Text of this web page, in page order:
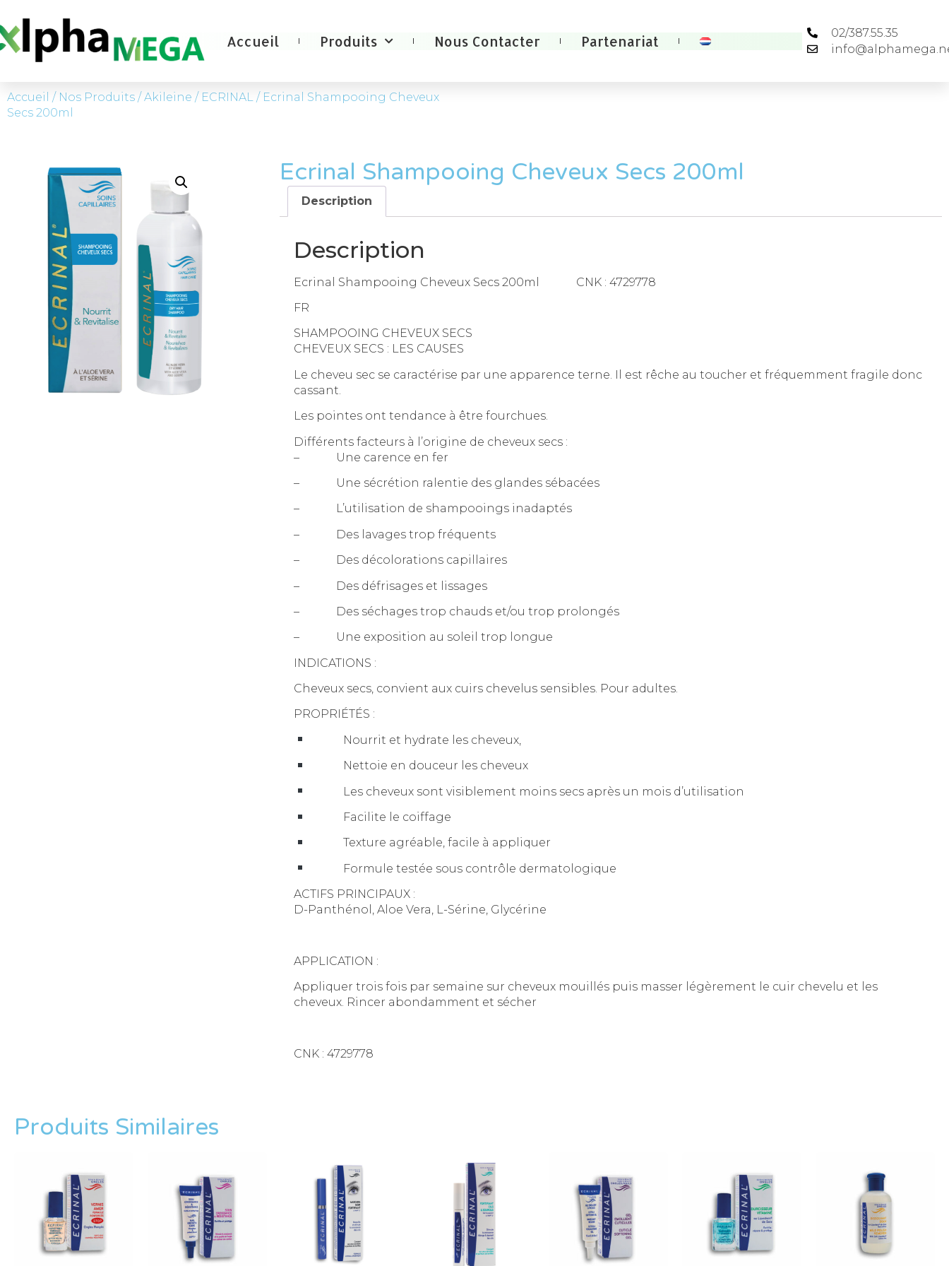
Accueil Produits Nous Contacter Partenariat
02/387.55.35
Accueil / Nos Produits /Akileine / ECRINAL / Ecrinal Shampooing Cheveux
Secs 200ml
Ecrinal Shampooing Cheveux Secs 200ml
Description
Description
Ecrinal Shampooing Cheveux Secs 200ml CNK : 4729778
FR
SHAMPOOING CHEVEUX SECS
CHEVEUX SECS : LES CAUSES
Le cheveu sec se caractérise par une apparence terne. Il est rêche au toucher et fréquemment fragile donc
cassant.
Les pointes ont tendance à être fourchues.
Différents facteurs à l’origine de cheveux secs :
– Une carence en fer
– Une sécrétion ralentie des glandes sébacées
– L’utilisation de shampooings inadaptés
– Des lavages trop fréquents
– Des décolorations capillaires
– Des défrisages et lissages
– Des séchages trop chauds et/ou trop prolongés
– Une exposition au soleil trop longue
INDICATIONS :
Cheveux secs, convient aux cuirs chevelus sensibles. Pour adultes.
PROPRIÉTÉS :
Nourrit et hydrate les cheveux,
Nettoie en douceur les cheveux
Les cheveux sont visiblement moins secs après un mois d’utilisation
Facilite le coiffage
Texture agréable, facile à appliquer
Formule testée sous contrôle dermatologique
ACTIFS PRINCIPAUX :
D-Panthénol, Aloe Vera, L-Sérine, Glycérine
APPLICATION :
Appliquer trois fois par semaine sur cheveux mouillés puis masser légèrement le cuir chevelu et les
cheveux. Rincer abondamment et sécher
CNK : 4729778
Produits Similaires